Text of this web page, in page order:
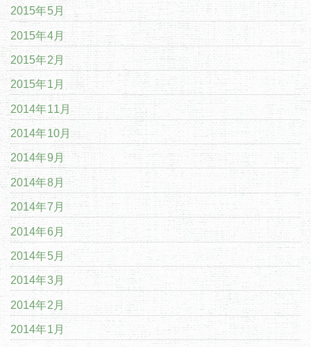
2015年5月
2015年4月
2015年2月
2015年1月
2014年11月
2014年10月
2014年9月
2014年8月
2014年7月
2014年6月
2014年5月
2014年3月
2014年2月
2014年1月